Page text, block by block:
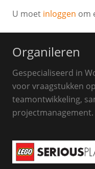
U moet inloggen om
Organileren
Gespecialiseerd in
voor vraagstukken
teamontwikkeling,
projectmanagement.